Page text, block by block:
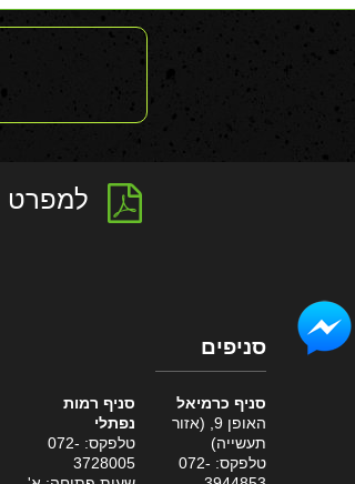
למפרט
סניפים
סניף כרמיאל
האופן 9, (אזור
תעשייה)
טלפקס: 072-
סניף רמות
נפתלי
טלפקס: 072-
3728005